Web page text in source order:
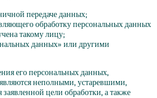
передаче данных;
обработку персональных данных
такому лицу;
данных» или другими
его персональных данных,
неполными, устаревшими,
цели обработки, а также